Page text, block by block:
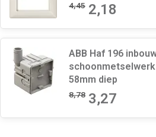
4,45 2,18
ABB Haf 196
58mm diep
8,78 3,27